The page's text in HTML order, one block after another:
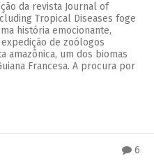
da revista Journal of
Tropical Diseases foge
história emocionante,
de zoólogos
amazônica, um dos biomas
Francesa. A procura por
6